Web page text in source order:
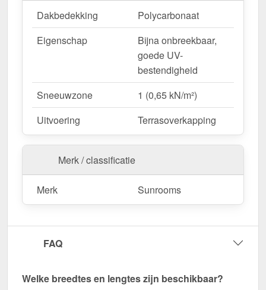
Dakbedekking
Polycarbonaat
Eigenschap
Bijna onbreekbaar,
goede UV-
bestendigheid
Sneeuwzone
1 (0,65 kN/m²)
Uitvoering
Terrasoverkapping
Merk / classificatie
Merk Sunrooms
FAQ
Welke breedtes en lengtes zijn beschikbaar?